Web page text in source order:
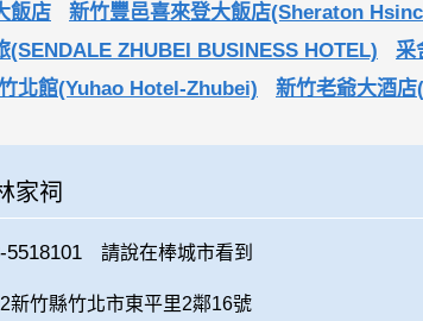
飯店
新竹豐邑喜來登大飯店(Sheraton
(SENDALE ZHUBEI BUSINESS HOTEL)
采
北館(Yuhao Hotel-Zhubei)
新竹老爺大酒
家祠
5518101 請說在棒城市看到
新竹縣竹北市東平里2鄰16號